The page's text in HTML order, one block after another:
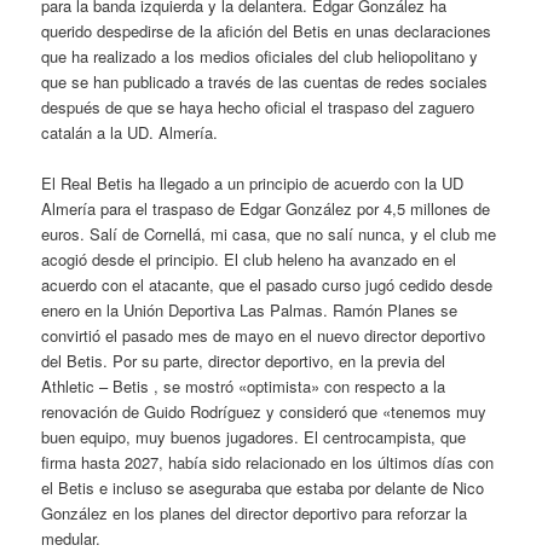
para la banda izquierda y la delantera. Edgar González ha
querido despedirse de la afición del Betis en unas declaraciones
que ha realizado a los medios oficiales del club heliopolitano y
que se han publicado a través de las cuentas de redes sociales
después de que se haya hecho oficial el traspaso del zaguero
catalán a la UD. Almería.
El Real Betis ha llegado a un principio de acuerdo con la UD
Almería para el traspaso de Edgar González por 4,5 millones de
euros. Salí de Cornellá, mi casa, que no salí nunca, y el club me
acogió desde el principio. El club heleno ha avanzado en el
acuerdo con el atacante, que el pasado curso jugó cedido desde
enero en la Unión Deportiva Las Palmas. Ramón Planes se
convirtió el pasado mes de mayo en el nuevo director deportivo
del Betis. Por su parte, director deportivo, en la previa del
Athletic – Betis , se mostró «optimista» con respecto a la
renovación de Guido Rodríguez y consideró que «tenemos muy
buen equipo, muy buenos jugadores. El centrocampista, que
firma hasta 2027, había sido relacionado en los últimos días con
el Betis e incluso se aseguraba que estaba por delante de Nico
González en los planes del director deportivo para reforzar la
medular.